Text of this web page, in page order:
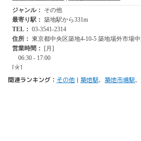
関連ランキング： その他 | 築地駅、 築地市場駅、